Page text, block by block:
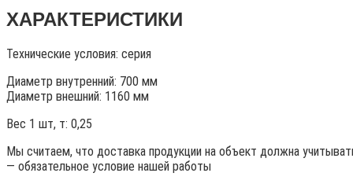
ХАРАКТЕРИСТИКИ
Технические условия: серия
Диаметр внутренний: 700 мм
Диаметр внешний: 1160 мм
Вес 1 шт, т: 0,25
Мы считаем, что доставка продукции на объект должна
— обязательное условие нашей работы